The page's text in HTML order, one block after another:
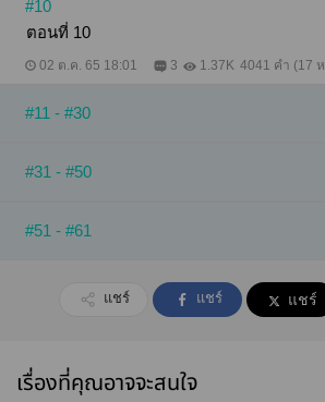
#10
ตอนที่ 10
02 ต.ค. 65 18:01 3 1.37K 4041 คำ (17
#11 - #30
#31 - #50
#51 - #61
แชร์ แชร์ แชร์
เรื่องที่คุณอาจจะสนใจ